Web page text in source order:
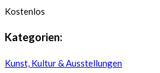
Kostenlos
Kategorien:
Kunst, Kultur & Ausstellungen